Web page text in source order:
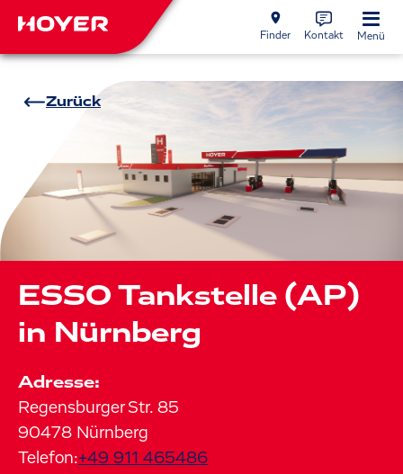
Finder Kontakt Menü
Zurück
ESSO Tankstelle (AP)
in Nürnberg
Adresse:
Regensburger Str. 85
90478 Nürnberg
Telefon:+49 911 465486